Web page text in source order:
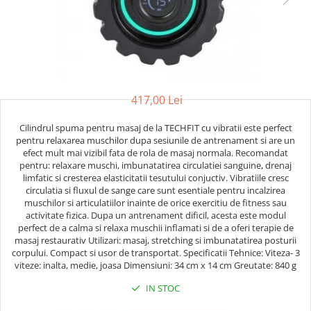
Saci/Dispozitive cu baza
Saci box uppercut/clepsidra
Sisteme de prindere/Accesorii
Platforma/Para box
ArteMartiale/Karate/Kickboxing
Kimono / Gi / Dobok Arte Martiale
Tibiere/Glezniere Arte
Martiale/Karate/Kickboxing
Protectii Arte Martiale Karate
Centuri Arte Martiale/Karate
Arme Arte Martiale
Accesorii/Diverse
Funii/Franghii Antrenament
Imbracaminte pt Fitness
Biciclete/Spinning
Stander/Suport
417,00 Lei
Cilindrul spuma pentru masaj de la TECHFIT cu vibratii este perfect
pentru relaxarea muschilor dupa sesiunile de antrenament si are un
efect mult mai vizibil fata de rola de masaj normala. Recomandat
pentru: relaxare muschi, imbunatatirea circulatiei sanguine, drenaj
limfatic si cresterea elasticitatii tesutului conjuctiv. Vibratiile cresc
circulatia si fluxul de sange care sunt esentiale pentru incalzirea
muschilor si articulatiilor inainte de orice exercitiu de fitness sau
activitate fizica. Dupa un antrenament dificil, acesta este modul
perfect de a calma si relaxa muschii inflamati si de a oferi terapie de
masaj restaurativ Utilizari: masaj, stretching si imbunatatirea posturii
corpului. Compact si usor de transportat. Specificatii Tehnice: Viteza- 3
viteze: inalta, medie, joasa Dimensiuni: 34 cm x 14 cm Greutate: 840 g
IN STOC